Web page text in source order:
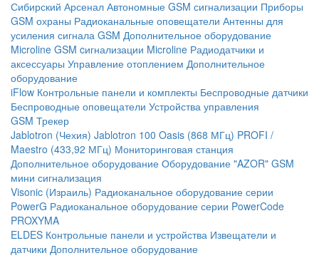
Сибирский Арсенал Автономные GSM сигнализации Приборы
GSM охраны Радиоканальные оповещатели Антенны для
усиления сигнала GSM Дополнительное оборудование
Microline GSM cигнализации Microline Радиодатчики и
аксессуары Управление отоплением Дополнительное
оборудование
iFlow Контрольные панели и комплекты Беспроводные датчики
Беспроводные оповещатели Устройства управления
GSM Трекер
Jablotron (Чехия) Jablotron 100 Oasis (868 МГц) PROFI /
Maestro (433,92 МГц) Мониторинговая станция
Дополнительное оборудование Оборудование "AZOR" GSM
мини сигнализация
Visonic (Израиль) Радиоканальное оборудование серии
PowerG Радиоканальное оборудование серии PowerCode
PROXYMA
ELDES Контрольные панели и устройства Извещатели и
датчики Дополнительное оборудование